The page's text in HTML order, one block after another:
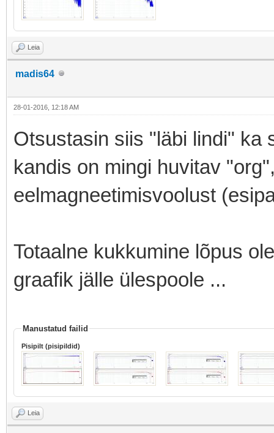
Leia
madis64
28-01-2016, 12:18 AM
Otsustasin siis "läbi lindi" ka
kandis on mingi huvitav
eelmagneetimisvoolust
Totaalne kukkumine lõpus
graafik jälle ülespoole ...
Manustatud failid
Pisipilt (pisipildid)
Leia